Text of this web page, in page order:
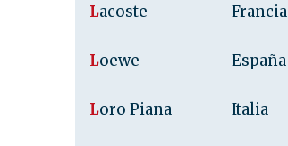
Lacoste Francia
Loewe España
Loro Piana Italia